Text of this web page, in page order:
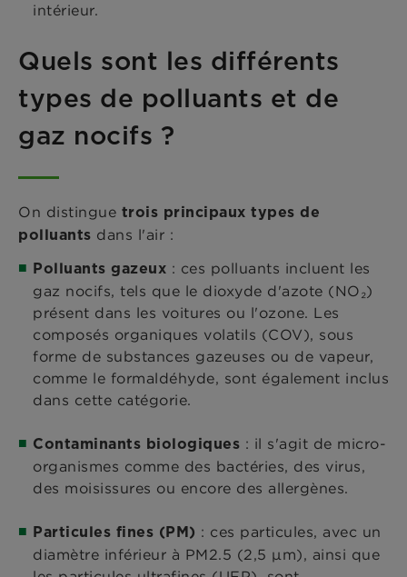
intérieur.
Quels sont les différents
types de polluants et de
gaz nocifs ?
On distingue trois principaux types de
polluants dans l'air :
Polluants gazeux : ces polluants incluent les
gaz nocifs, tels que le dioxyde d'azote (NO₂)
présent dans les voitures ou l'ozone. Les
composés organiques volatils (COV), sous
forme de substances gazeuses ou de vapeur,
comme le formaldéhyde, sont également inclus
dans cette catégorie.
Contaminants biologiques : il s'agit de micro-
organismes comme des bactéries, des virus,
des moisissures ou encore des allergènes.
Particules fines (PM) : ces particules, avec un
diamètre inférieur à PM2.5 (2,5 μm), ainsi que